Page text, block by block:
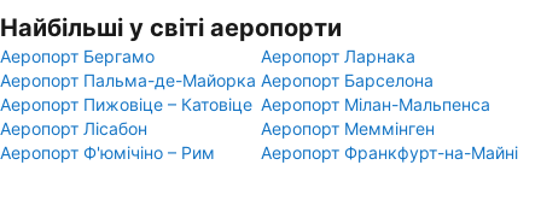
Найбільші у світі аеропорти
Аеропорт Бергамо
Аеропорт Ларнака
Аеропорт Пальма-де-Майорка Аеропорт Барселона
Аеропорт Пижовіце – Катовіце Аеропорт Мілан-Мальпенса
Аеропорт Лісабон
Аеропорт Меммінген
Аеропорт Ф'юмічіно – Рим
Аеропорт Франкфурт-на-Майні